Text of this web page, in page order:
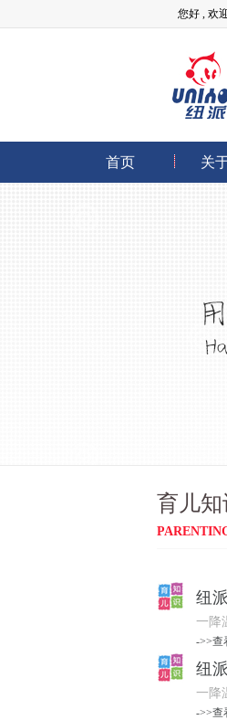
您好 , 欢
首页 关
育儿知
纽
一降
->>查
纽
一降
->>查